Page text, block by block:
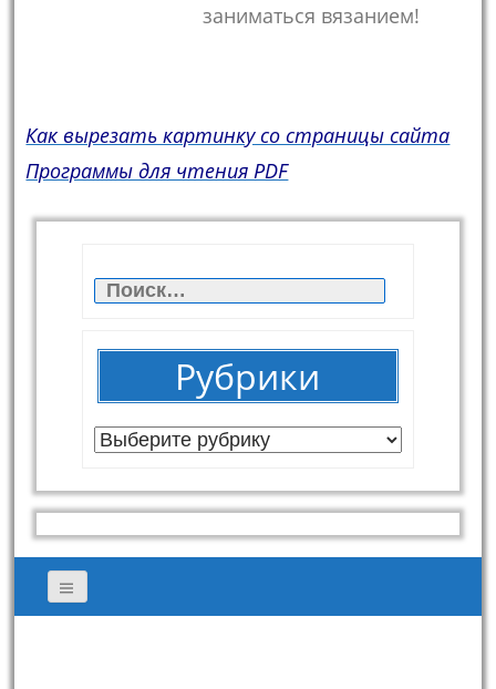
заниматься вязанием!
Как вырезать картинку со страницы сайта
Программы для чтения PDF
Найти:
Рубрики
Рубрики